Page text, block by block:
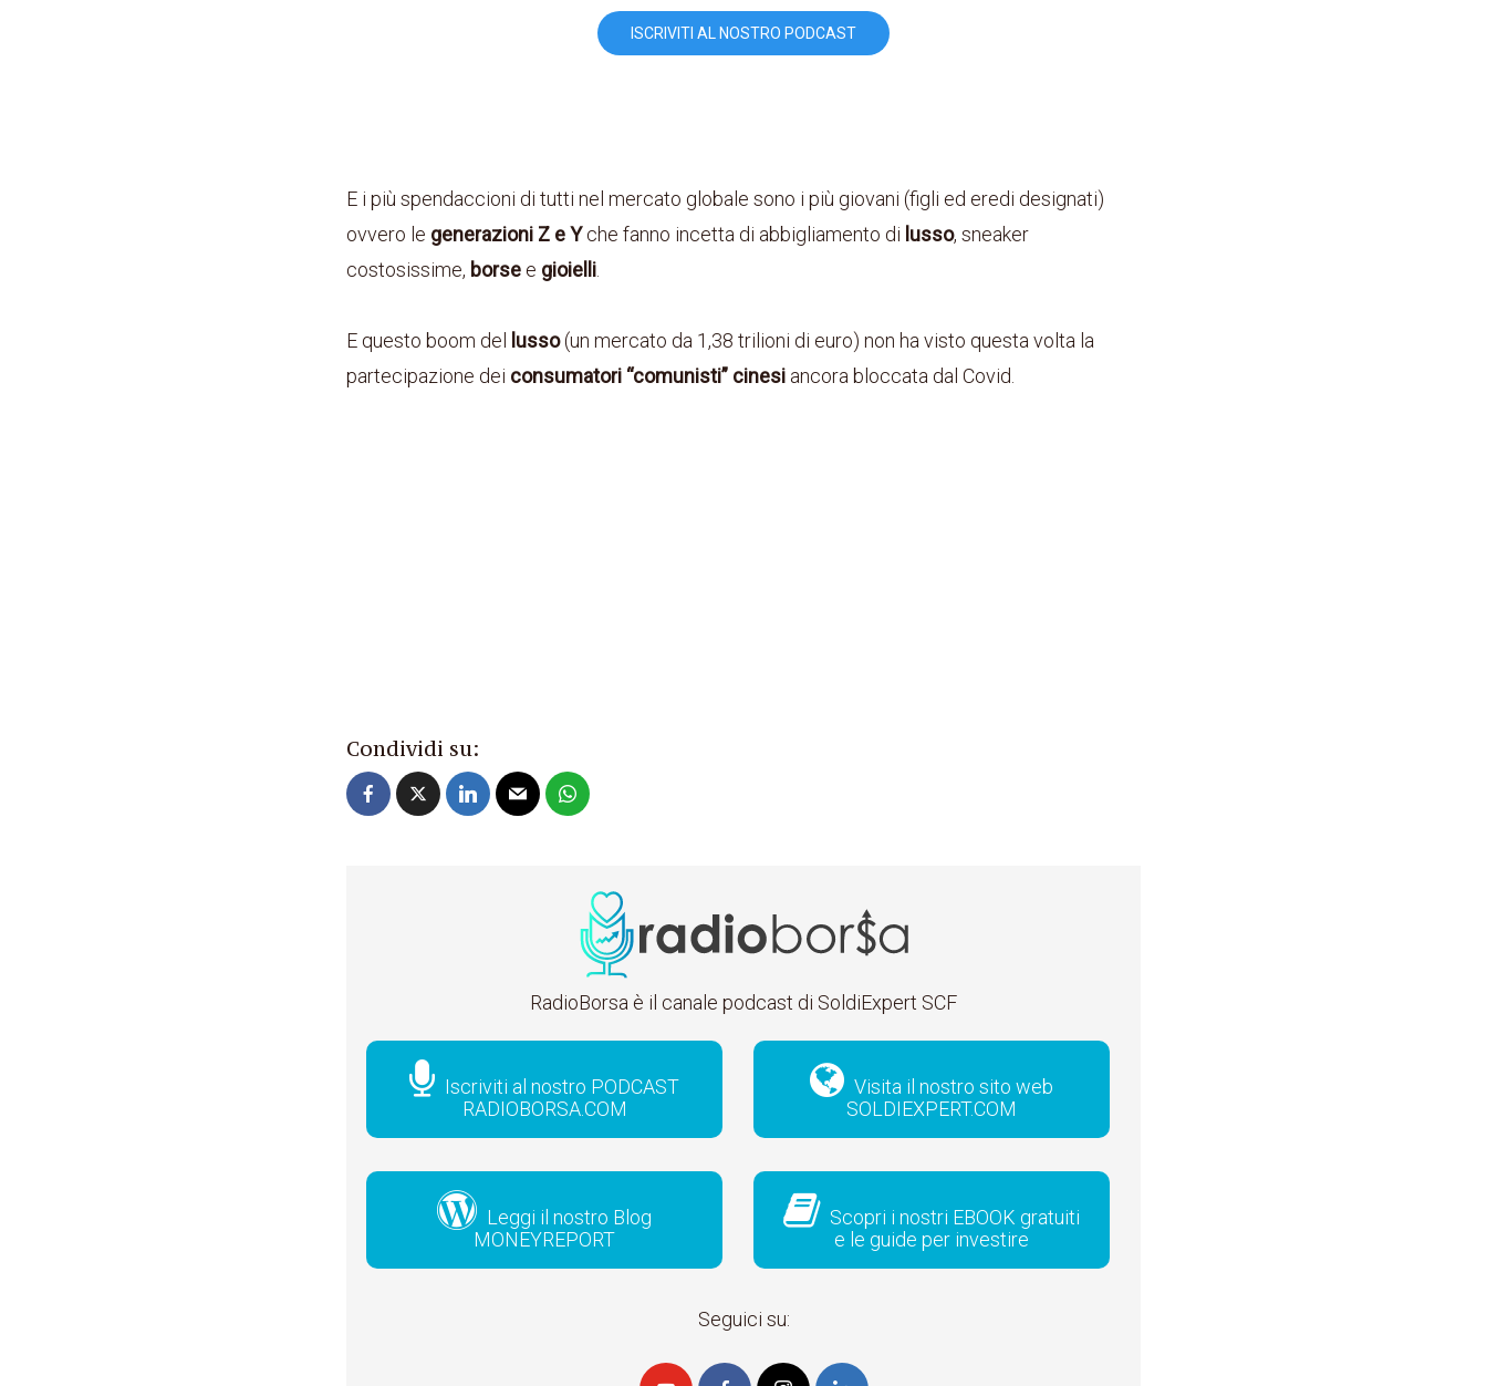
ISCRIVITI AL NOSTRO PODCAST
E i più spendaccioni di tutti nel mercato globale sono i più giovani (figli ed eredi designati)
ovvero le generazioni Z e Yche fanno incetta di abbigliamento di lusso, sneaker
costosissime, borse e gioielli
E questo boom del lusso(un mercato da 1,38 trilioni di euro) non ha visto questa volta la
partecipazione dei consumatori “comunisti” cinesi ancora bloccata dal Covid.
Condividi su:
RadioBorsa è il canale podcast di SoldiExpert SCF
Iscriviti al nostro PODCAST
RADIOBORSA.COM
Visita il nostro sito web
SOLDIEXPERT.COM
Leggi il nostro Blog
MONEYREPORT
Scopri i nostri EBOOK gratuiti
e le guide per investire
Seguici su: